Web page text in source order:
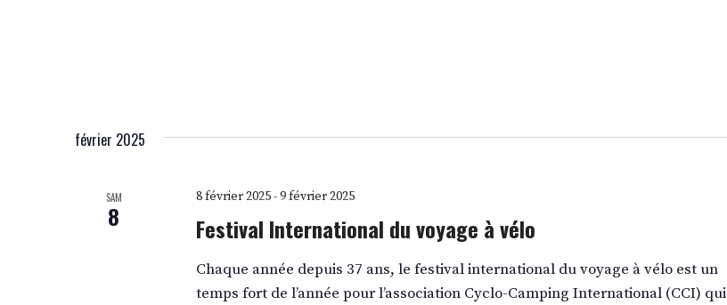
février 2025
SAM
8 Festival International du voyage à vélo
8 février 2025-9 février 2025
Chaque année depuis 37 ans, le festival international du voyage à vélo est un
temps fort de l’année pour l’association Cyclo-Camping International (CCI) qui